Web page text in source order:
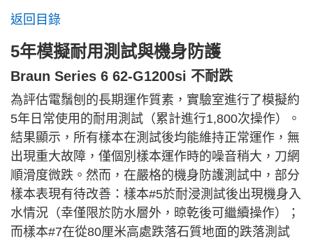
返回目錄
5年模擬耐用測試與機身防護
Braun Series 6 62-G1200si 不耐跌
為評估電鬚刨的長期運作質素，實驗室進行了模擬約
5年日常使用的耐用測試（累計進行1,800次操作）。
結果顯示，所有樣本在測試後均能維持正常運作，無
出現重大故障，僅個別樣本運作時的噪音稍大，刀網
順滑度微跌。然而，在嚴格的機身防護測試中，部分
樣本表現有待改善：樣本#5於耐浸測試後出現機身入
水情況（幸僅限於防水層外，晾乾後可繼續操作）；
而樣本#7在從80厘米高處跌落石質地面的跌落測試